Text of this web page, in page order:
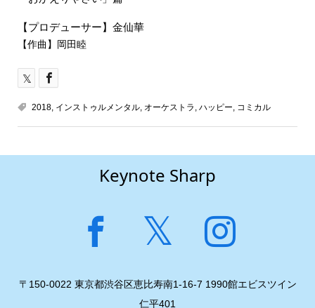
【プロデューサー】金仙華
【作曲】岡田睦
2018, インストゥルメンタル, オーケストラ ハッピー コミカル
Keynote Sharp
〒150-0022 東京都渋谷区恵比寿南1-16-7 1990館エビスツイン
仁平401